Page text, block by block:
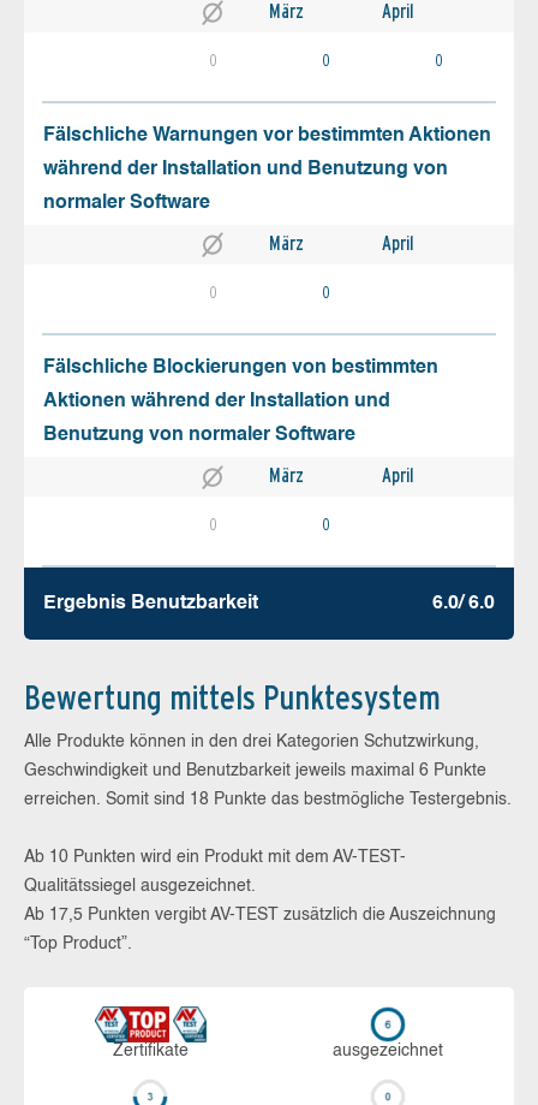
März April
0 0 0
Fälschliche Warnungen vor bestimmten Aktionen
während der Installation und Benutzung von
normaler Software
März April
0 0
Fälschliche Blockierungen von bestimmten
Aktionen während der Installation und
Benutzung von normaler Software
März April
0 0
Ergebnis Benutz­barkeit 6.0/ 6.0
Bewertung mittels Punktesystem
Alle Produkte können in den drei Kategorien Schutzwirkung,
Geschwindigkeit und Benutzbarkeit jeweils maximal 6 Punkte
erreichen. Somit sind 18 Punkte das bestmögliche Testergebnis.
Ab 10 Punkten wird ein Produkt mit dem AV-TEST-
Qualitätssiegel ausgezeichnet.
Ab 17,5 Punkten vergibt AV-TEST zusätzlich die Auszeichnung
“Top Product”.
Zerti­fikate aus­ge­zeich­net